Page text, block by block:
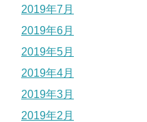
2019年7月
2019年6月
2019年5月
2019年4月
2019年3月
2019年2月